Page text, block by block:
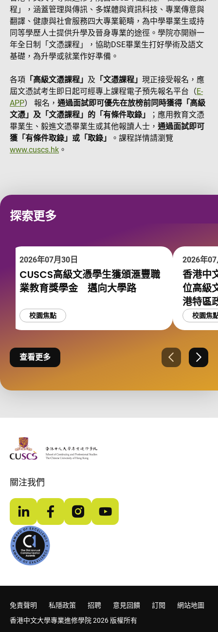
程」，涵蓋管理與傳訊、多媒體與資訊科技、專業傳意與
翻譯、健康與社會服務四大專業範疇，為中學畢業生或持
同等學歷人士提供升學及晉身專業的途徑。學院亦開辦一
年全日制「文憑課程」，協助DSE畢業生打好學術及語文
基礎，為升學或就業作好準備。
各項 「高級文憑課程」 及 「文憑課程」 現正接受報名，應
屆文憑試考生即日起可經專上課程電子預先報名平台（E-
APP） 報名， 通過面試即可優先在放榜前同時獲得「高級
文憑」及「文憑課程」的「有條件取錄」
；應用教育文憑
畢業生、毅進文憑畢業生或其他報讀人士， 通過面試即可
獲「有條件取錄」或「取錄」
。課程詳情請瀏覽
www.cuscs.hk 。
探索更多
2026年07月30日
CUSCS高級文憑學生獲頒滙豐職
業教育獎學金 邁向大學路
校園焦點
2026年
香港中
位高級
港特區
校園焦
查看更多
上一張 下一
The Chinese Univeristy of hong Kong
關注我們
LinkedInFacebookInstagramYouTube
免責聲明 私隱政策 招聘 意見回饋 訂閱
網站地圖
香港中文大學專業進修學院 2026 版權所有